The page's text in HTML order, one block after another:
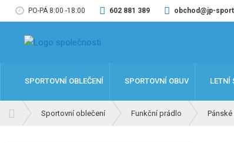
PO-PÁ 8:00 -18:00 602 881 389 obchod@jp-
SPORTOVNÍ OBLEČENÍ SPORTOVNÍ OBUV LETNÍ
Sportovní oblečení Funkční prádlo